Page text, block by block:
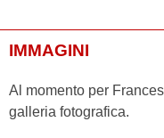
IMMAGINI
Al momento per
galleria fotografica.